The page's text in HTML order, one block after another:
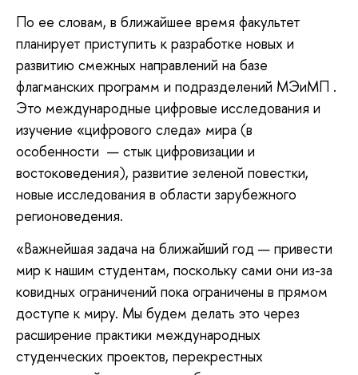
По ее словам, в ближайшее время факультет
планирует приступить к разработке новых и
развитию смежных направлений на базе
флагманских программ и подразделений МЭиМП .
Это международные цифровые исследования и
изучение «цифрового следа» мира (в
особенности — стык цифровизации и
востоковедения), развитие зеленой повестки,
новые исследования в области зарубежного
регионоведения.
«Важнейшая задача на ближайший год — привести
мир к нашим студентам, поскольку сами они из-за
ковидных ограничений пока ограничены в прямом
доступе к миру. Мы будем делать это через
расширение практики международных
студенческих проектов, перекрестных